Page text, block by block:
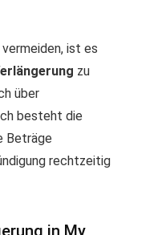
ist es
zu
über
besteht die
Beträge
rechtzeitig
in My